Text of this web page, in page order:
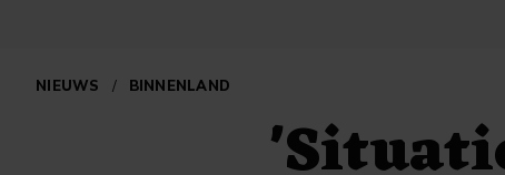
NIEUWS / BINNENLAND